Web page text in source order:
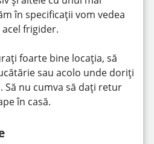
în specificații vom vedea
frigider.
foarte bine locația, să
sau acolo unde doriți
Să nu cumva să dați retur
în casă.